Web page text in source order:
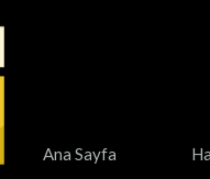
Ana Sayfa